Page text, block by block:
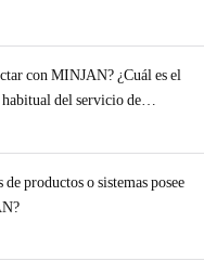
con MINJAN? ¿Cuál es el
del servicio de
productos o sistemas posee